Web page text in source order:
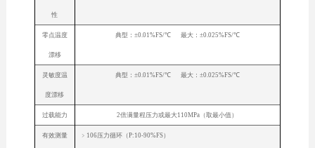
性
零点温度
漂移
典型：±0.01%FS/℃ 最大：±0.025%FS/℃
灵敏度温
度漂移
典型：±0.01%FS/℃ 最大：±0.025%FS/℃
过载能力 2倍满量程压力或最大110MPa（取最小值）
有效测量 ﹥106压力循环（P:10-90%FS）